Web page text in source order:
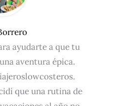
ayudarte a que tu
aventura épica.
que una rutina de